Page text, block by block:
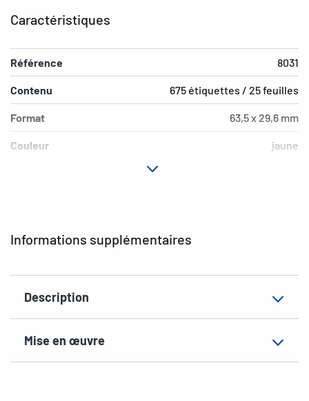
Informations supplémentaires
Description
Mise en œuvre
Caractéristiques
Référence 8031
Contenu 675 étiquettes / 25 feuilles
Format 63,5 x 29,6 mm
Couleur jaune
supplémentaire
à l'eau de mer